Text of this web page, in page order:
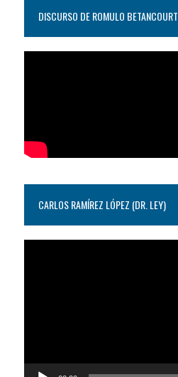
DISCURSO DE ROMULO BETANCOURT
CARLOS RAMÍREZ LÓPEZ (DR. LEY)